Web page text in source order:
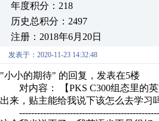
年度积分：218
历史总积分：2497
注册：2018年6月20日
发表于：2020-11-23 14:32:48
"小小的期待" 的回复，发表在5楼
对内容： 【PKS C300组态里的英
出来，贴主能给我说下该怎么去学习